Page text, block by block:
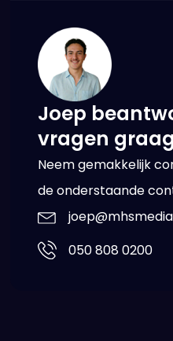
Joep
vragen
Neem gemakkelijk
de onderstaande
050 808 0200